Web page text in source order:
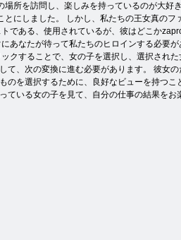
所を訪問し、楽しみを持っているのが大
にしました。 しかし、私たちの王女真の
である、使用されているが、彼はどこか
あなたが待って私たちのヒロインする必要
クすることで、女の子を選択し、選択され
、次の変換に進む必要があります。 彼女
のを選択するために、良好なビューを持つ
いる女の子を見て、自分の仕事の結果をお